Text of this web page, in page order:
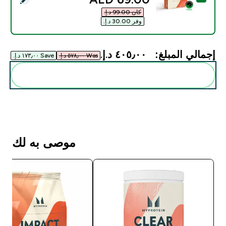
كان ‏99.00 د.إ.‏‎
وفر ‏30.00 د.إ.‏‎
إجمالي المبلغ: ٤٠٥٫٠٠ د.إ.‏‎ Was ٥٧٨٫٠٠ د.إ.‏‎ Save ١٧٣٫٠٠ د.إ.‏‎
موصى به لك